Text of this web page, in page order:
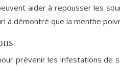
aider à repousser les
démontré que la menthe
prévenir les infestations